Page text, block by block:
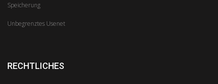
Speicherung
Unbegrenztes Usenet
RECHTLICHES